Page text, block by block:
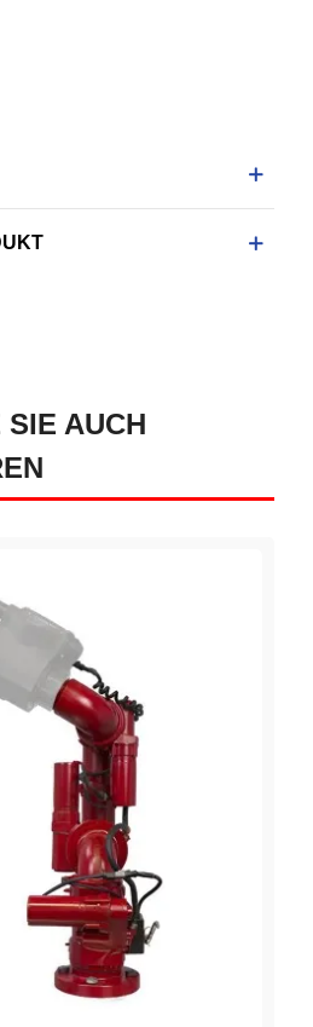
AUCH